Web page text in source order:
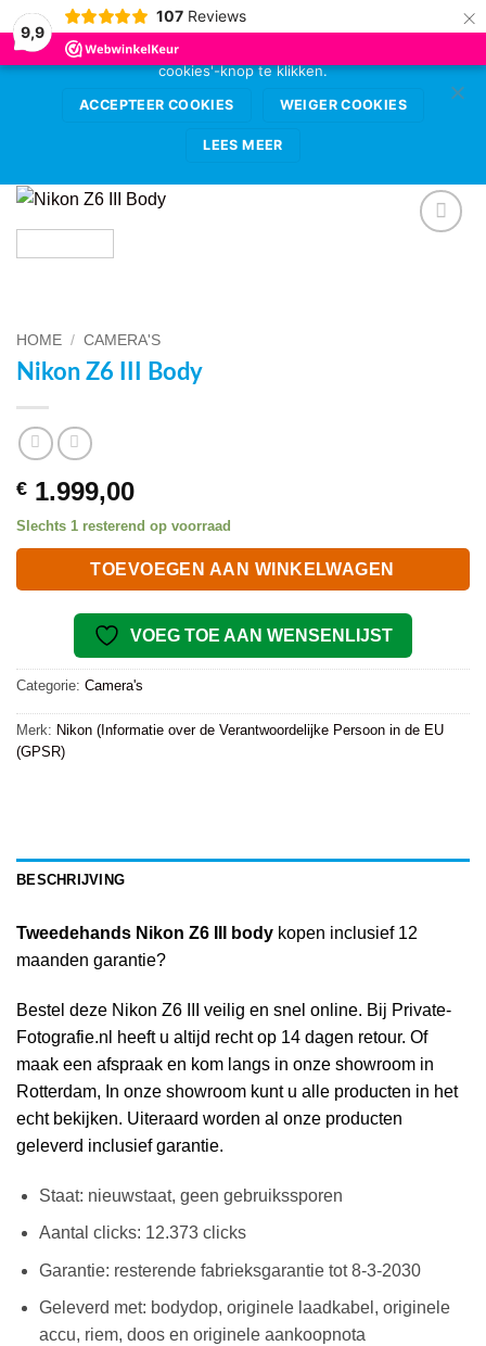
9,9
107 Reviews ×
0
HOME / CAMERA'S
Nikon Z6 III Body
€ 1.999,00
Slechts 1 resterend op voorraad
TOEVOEGEN AAN WINKELWAGEN
VOEG TOE AAN WENSENLIJST
Categorie: Camera's
Merk: Nikon (Informatie over de Verantwoordelijke Persoon in de EU
(GPSR)
BESCHRIJVING
Tweedehands Nikon Z6 III body kopen inclusief 12
maanden garantie?
Bestel deze Nikon Z6 III veilig en snel online. Bij Private-
Fotografie.nl heeft u altijd recht op 14 dagen retour. Of
maak een afspraak en kom langs in onze showroom in
Rotterdam, In onze showroom kunt u alle producten in het
echt bekijken. Uiteraard worden al onze producten
geleverd inclusief garantie.
Staat: nieuwstaat, geen gebruikssporen
Aantal clicks: 12.373 clicks
Garantie: resterende fabrieksgarantie tot 8-3-2030
Geleverd met: bodydop, originele laadkabel, originele
accu, riem, doos en originele aankoopnota
Deze website gebruikt cookies voor de beste
gebruikerservaring. Sta deze toe door op de 'accepteer
cookies'-knop te klikken.
ACCEPTEER COOKIES WEIGER COOKIES
LEES MEER